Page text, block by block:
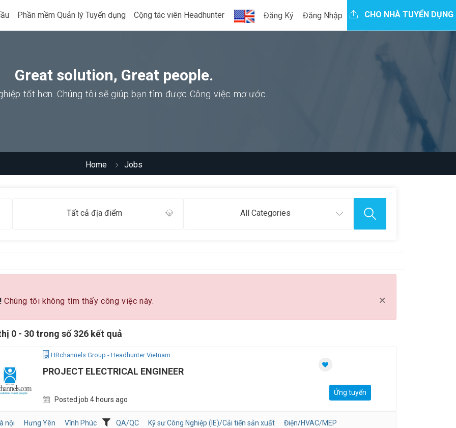
Phần mềm Quản lý Tuyển dụng Cộng tác viên Headhunter Đăng Ký Đăng Nhập CHO NHÀ TUYỂN DỤNG
Great solution, Great people.
tốt hơn. Chúng tôi sẽ giúp bạn tìm được Công việc mơ ước.
Home Jobs
Tất cả địa điểm All Categories
×
Chúng tôi không tìm thấy công việc này.
0 - 30 trong số 326 kết quả
HRchannels Group - Headhunter Vietnam
PROJECT ELECTRICAL ENGINEER
Posted job 4 hours ago
Ứng tuyển
nội Hưng Yên Vĩnh Phúc QA/QC Kỹ sư Công Nghiệp (IE)/Cải tiến sản xuất Điện/HVAC/MEP